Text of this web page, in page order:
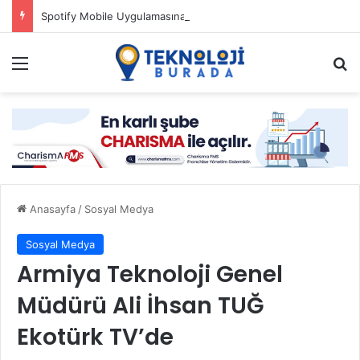
Spotify Mobile Uygulamasına Yeni Özellikler Ekliyor
Menü
Anasayfa/ Sosyal Medya
Sosyal Medya
Armiya Teknoloji Genel
Müdürü Ali İhsan TUĞ
Ekotürk TV’de